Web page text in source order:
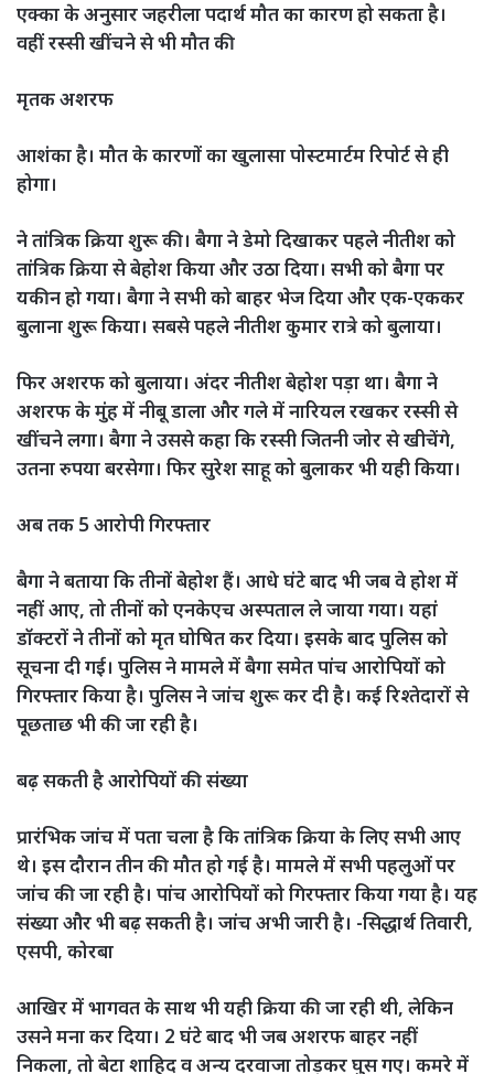
एक्का के अनुसार जहरीला पदार्थ मौत का कारण हो सकता है।
वहीं रस्सी खींचने से भी मौत की
मृतक अशरफ
आशंका है। मौत के कारणों का खुलासा पोस्टमार्टम रिपोर्ट से ही
होगा।
ने तांत्रिक क्रिया शुरू की। बैगा ने डेमो दिखाकर पहले नीतीश को
तांत्रिक क्रिया से बेहोश किया और उठा दिया। सभी को बैगा पर
यकीन हो गया। बैगा ने सभी को बाहर भेज दिया और एक-एककर
बुलाना शुरू किया। सबसे पहले नीतीश कुमार रात्रे को बुलाया।
फिर अशरफ को बुलाया। अंदर नीतीश बेहोश पड़ा था। बैगा ने
अशरफ के मुंह में नीबू डाला और गले में नारियल रखकर रस्सी से
खींचने लगा। बैगा ने उससे कहा कि रस्सी जितनी जोर से खीचेंगे,
उतना रुपया बरसेगा। फिर सुरेश साहू को बुलाकर भी यही किया।
अब तक 5 आरोपी गिरफ्तार
बैगा ने बताया कि तीनों बेहोश हैं। आधे घंटे बाद भी जब वे होश में
नहीं आए, तो तीनों को एनकेएच अस्पताल ले जाया गया। यहां
डॉक्टरों ने तीनों को मृत घोषित कर दिया। इसके बाद पुलिस को
सूचना दी गई। पुलिस ने मामले में बैगा समेत पांच आरोपियों को
गिरफ्तार किया है। पुलिस ने जांच शुरू कर दी है। कई रिश्तेदारों से
पूछताछ भी की जा रही है।
बढ़ सकती है आरोपियों की संख्या
प्रारंभिक जांच में पता चला है कि तांत्रिक क्रिया के लिए सभी आए
थे। इस दौरान तीन की मौत हो गई है। मामले में सभी पहलुओं पर
जांच की जा रही है। पांच आरोपियों को गिरफ्तार किया गया है। यह
संख्या और भी बढ़ सकती है। जांच अभी जारी है। -सिद्धार्थ तिवारी,
एसपी, कोरबा
आखिर में भागवत के साथ भी यही क्रिया की जा रही थी, लेकिन
उसने मना कर दिया। 2 घंटे बाद भी जब अशरफ बाहर नहीं
निकला, तो बेटा शाहिद व अन्य दरवाजा तोड़कर घुस गए। कमरे में